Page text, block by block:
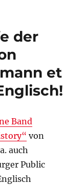
der
et
Band
von
auch
Public